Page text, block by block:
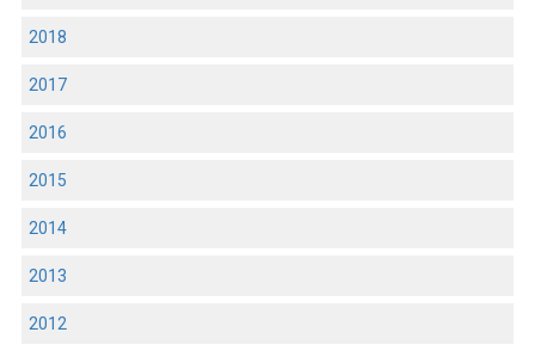
2018
2017
2016
2015
2014
2013
2012